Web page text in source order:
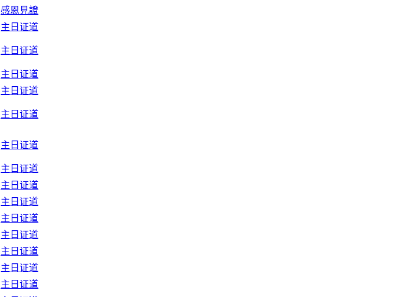
感恩見證
主日证道
主日证道
主日证道
主日证道
主日证道
主日证道
主日证道
主日证道
主日证道
主日证道
主日证道
主日证道
主日证道
主日证道